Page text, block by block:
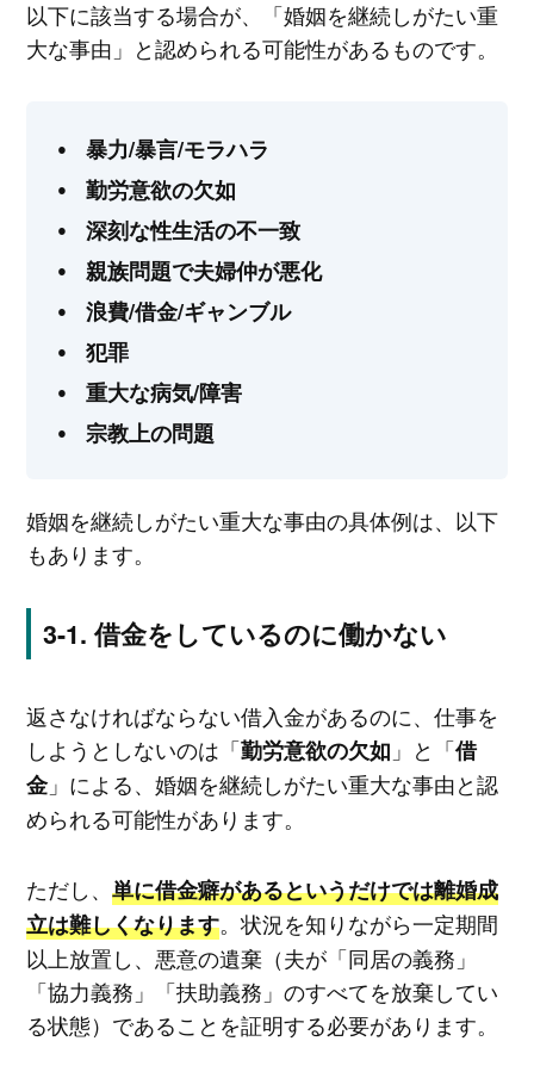
以下に該当する場合が、「婚姻を継続しがたい重
大な事由」と認められる可能性があるものです。
暴力/暴言/モラハラ
勤労意欲の欠如
深刻な性生活の不一致
親族問題で夫婦仲が悪化
浪費/借金/ギャンブル
犯罪
重大な病気/障害
宗教上の問題
婚姻を継続しがたい重大な事由の具体例は、以下
もあります。
借金をしているのに働かない
返さなければならない借入金があるのに、仕事を
しようとしないのは「勤労意欲の欠如 」と「借
金」による、婚姻を継続しがたい重大な事由と認
められる可能性があります。
ただし、 単に借金癖があるというだけでは離婚成
立は難しくなります。状況を知りながら一定期間
以上放置し、悪意の遺棄（夫が「同居の義務」
「協力義務」「扶助義務」のすべてを放棄してい
る状態）であることを証明する必要があります。